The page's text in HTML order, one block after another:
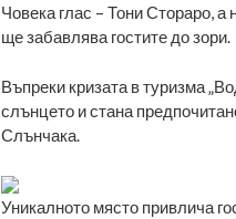
Човека глас – Тони Стораро,
ще забавлява гостите до зори.
Въпреки кризата в туризма
слънцето и стана
Слънчака.
Уникалното място привлича